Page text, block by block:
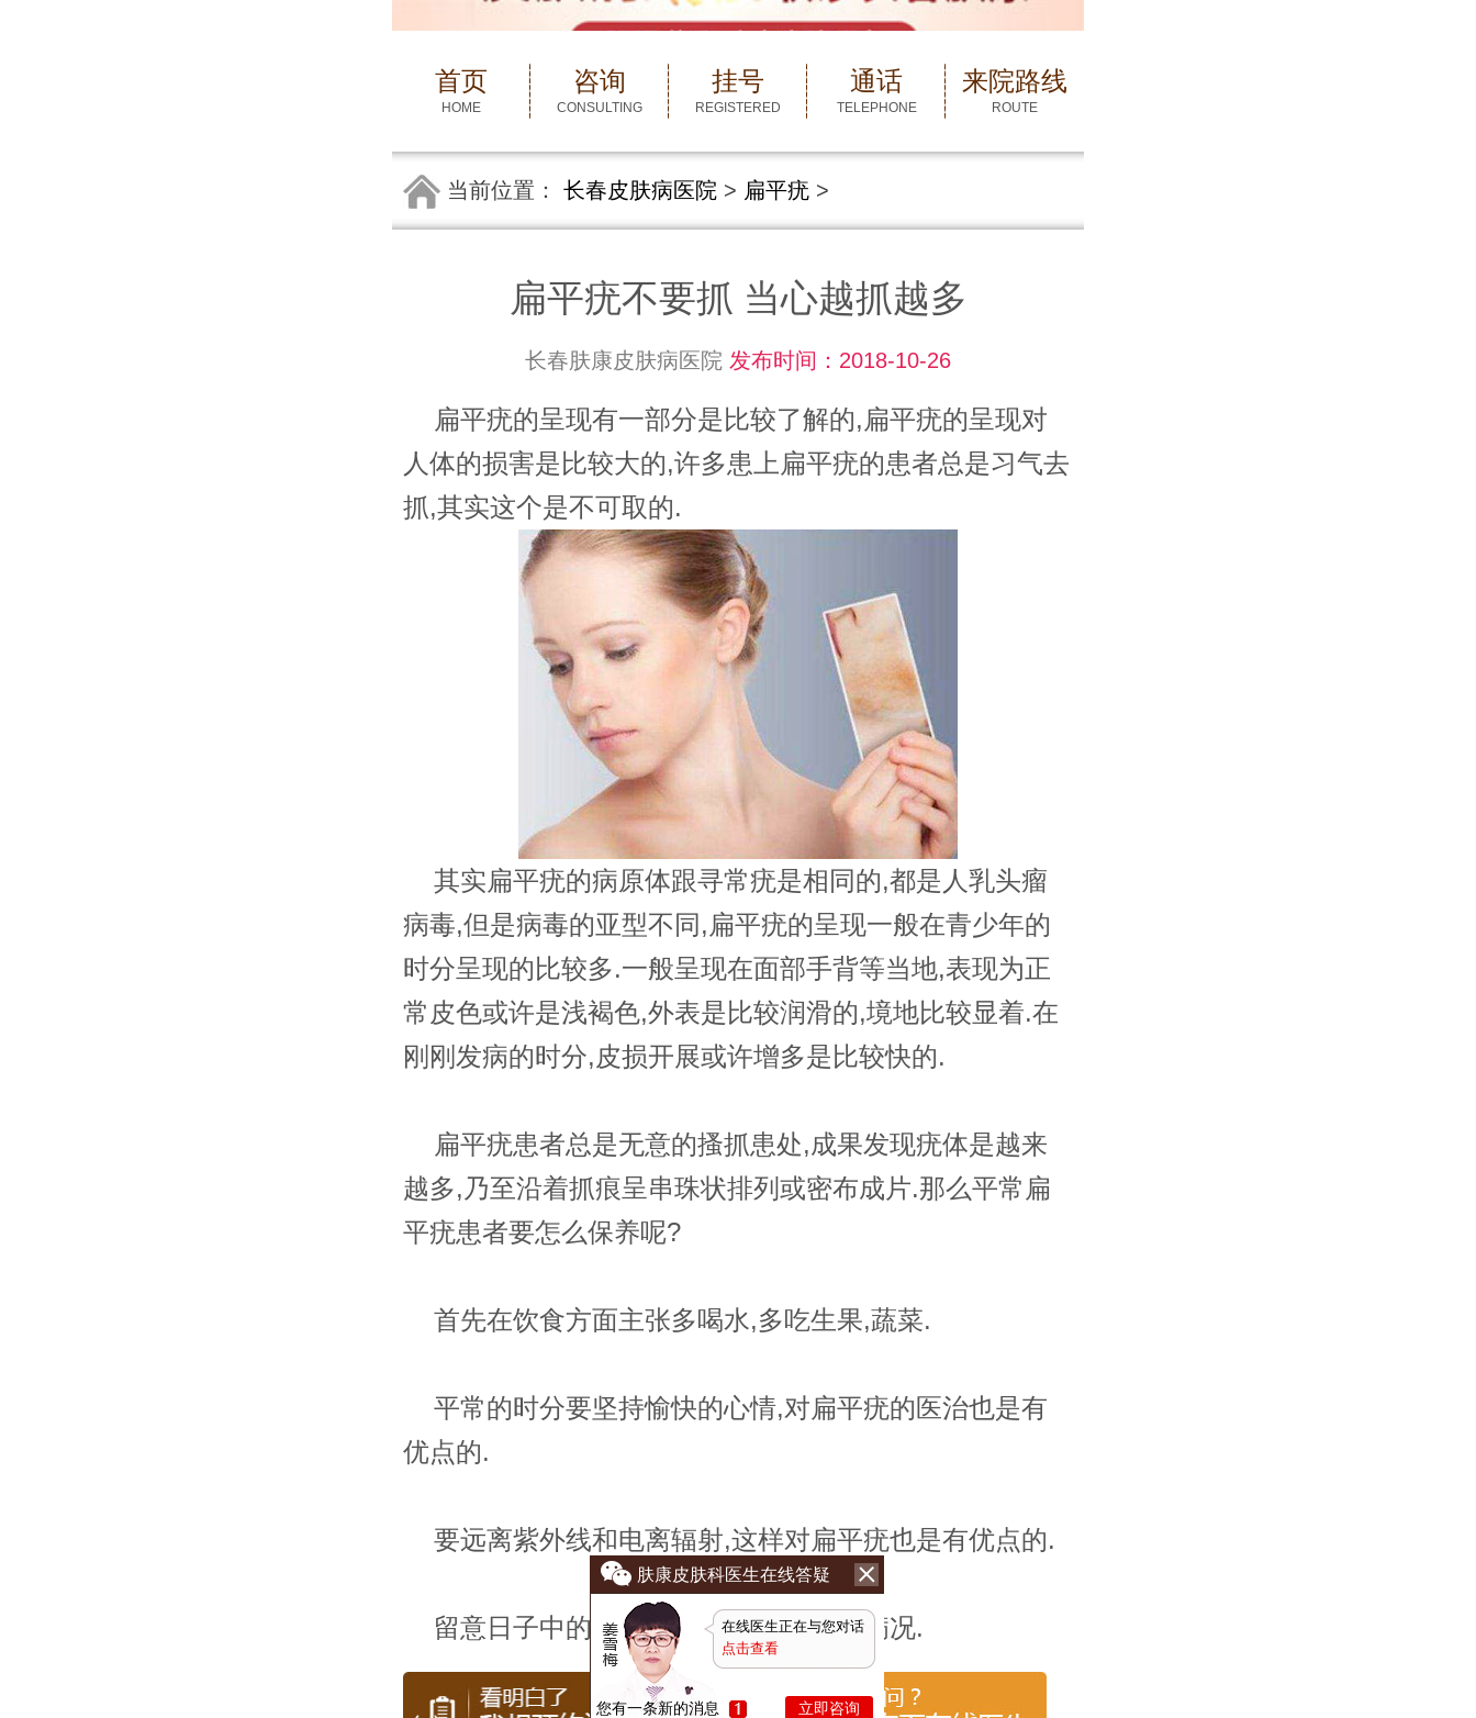
首页
HOME
咨询
CONSULTING
挂号
REGISTERED
通话
TELEPHONE
来院路线
ROUTE
当前位置： 长春皮肤病医院 > 扁平疣 >
扁平疣不要抓 当心越抓越多
长春肤康皮肤病医院 发布时间：2018-10-26
扁平疣的呈现有一部分是比较了解的,扁平疣的呈现对
人体的损害是比较大的,许多患上扁平疣的患者总是习气去
抓,其实这个是不可取的.
其实扁平疣的病原体跟寻常疣是相同的,都是人乳头瘤
病毒,但是病毒的亚型不同,扁平疣的呈现一般在青少年的
时分呈现的比较多.一般呈现在面部手背等当地,表现为正
常皮色或许是浅褐色,外表是比较润滑的,境地比较显着.在
刚刚发病的时分,皮损开展或许增多是比较快的.
扁平疣患者总是无意的搔抓患处,成果发现疣体是越来
越多,乃至沿着抓痕呈串珠状排列或密布成片.那么平常扁
平疣患者要怎么保养呢?
首先在饮食方面主张多喝水,多吃生果,蔬菜.
平常的时分要坚持愉快的心情,对扁平疣的医治也是有
优点的.
要远离紫外线和电离辐射,这样对扁平疣也是有优点的.
留意日子中的细节,防止加剧扁平疣的病况.
肤康皮肤科医生在线答疑
在线医生正在与您对话
点击查看
您有一条新的消息 立即咨询